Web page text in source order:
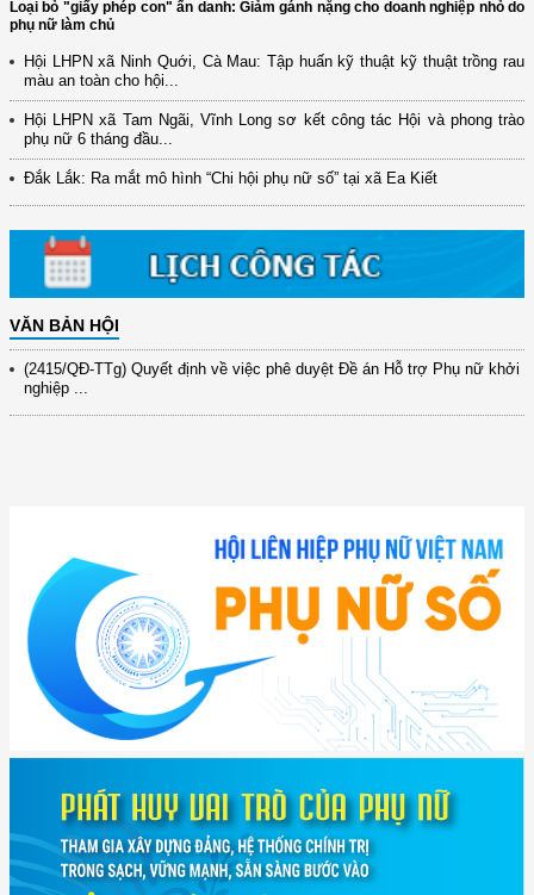
Loại bỏ "giấy phép con" ẩn danh: Giảm gánh nặng cho doanh nghiệp nhỏ do
phụ nữ làm chủ
Hội LHPN xã Ninh Quới, Cà Mau: Tập huấn kỹ thuật kỹ thuật trồng rau
màu an toàn cho hội...
Hội LHPN xã Tam Ngãi, Vĩnh Long sơ kết công tác Hội và phong trào
phụ nữ 6 tháng đầu...
Đắk Lắk: Ra mắt mô hình “Chi hội phụ nữ số” tại xã Ea Kiết
VĂN BẢN HỘI
(12/TB-HĐKH) V/v đăng ký, đề xuất nhiệm vụ Khoa học, công nghệ và
đổi mới ...
(898/KH/ĐCT) Kế hoạch thực hiện Quyết định số 2415/QĐ-TTg ngày
31/10/2025 ...
xây dựng ...
(891/KH-ĐCT) Kế hoạch thực hiện Nghị quyết số 72-NQ/TW ngày
9/9/2025 của Bộ ...
(2415/QĐ-TTg) Quyết định về việc phê duyệt Đề án Hỗ trợ Phụ nữ khởi
nghiệp ...